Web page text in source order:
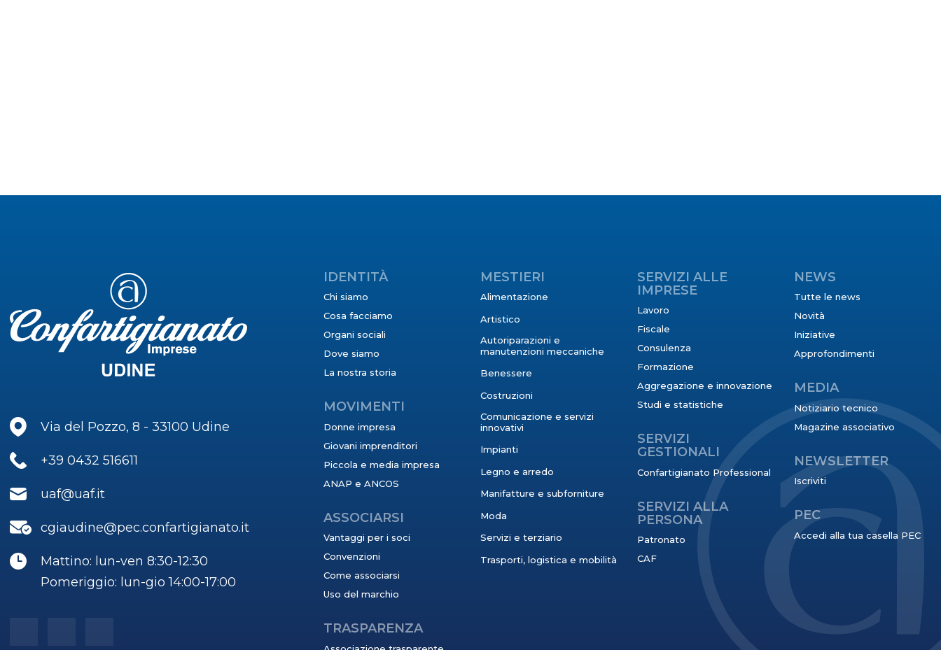
IDENTITÀ
Chi siamo
Cosa facciamo
Organi sociali
Dove siamo
La nostra storia
MOVIMENTI
Donne impresa
Giovani imprenditori
Piccola e media impresa
ANAP e ANCOS
ASSOCIARSI
Vantaggi per i soci
Convenzioni
Come associarsi
Uso del marchio
TRASPARENZA
MESTIERI
Alimentazione
Artistico
Autoriparazioni e
manutenzioni meccaniche
Benessere
Costruzioni
Comunicazione e servizi
innovativi
Impianti
Legno e arredo
Manifatture e subforniture
Moda
Servizi e terziario
Trasporti, logistica e mobilità
SERVIZI ALLE
IMPRESE
Lavoro
Fiscale
Consulenza
Formazione
Aggregazione e innovazione
Studi e statistiche
SERVIZI
GESTIONALI
Confartigianato Professional
SERVIZI ALLA
PERSONA
Patronato
CAF
NEWS
Tutte le news
Novità
Iniziative
Approfondimenti
MEDIA
Notiziario tecnico
Magazine associativo
NEWSLETTER
Iscriviti
PEC
Accedi alla tua casella PEC
Via del Pozzo, 8 - 33100 Udine
+39 0432 516611
uaf@uaf.it
cgiaudine@pec.confartigianato.it
Mattino: lun-ven 8:30-12:30
Pomeriggio: lun-gio 14:00-17:00